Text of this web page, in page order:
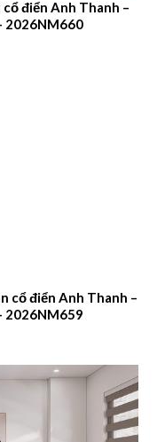
điển Anh Thanh –
2026NM660
cổ điển Anh Thanh –
2026NM659